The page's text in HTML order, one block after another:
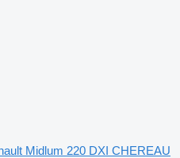
Midlum 220 DXI CHEREAU